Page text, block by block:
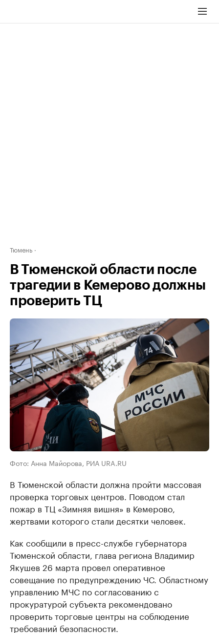
Тюмень
В Тюменской области после
трагедии в Кемерово должны
проверить ТЦ
Фото: Анна Майорова, РИА URA.RU
В Тюменской области должна пройти массовая
проверка торговых центров. Поводом стал
пожар в ТЦ «Зимняя вишня» в Кемерово,
жертвами которого стали десятки человек.
Как сообщили в пресс-службе губернатора
Тюменской области, глава региона Владимир
Якушев 26 марта провел оперативное
совещание по предупреждению ЧС. Областному
управлению МЧС по согласованию с
прокуратурой субъекта рекомендовано
проверить торговые центры на соблюдение
требований безопасности.